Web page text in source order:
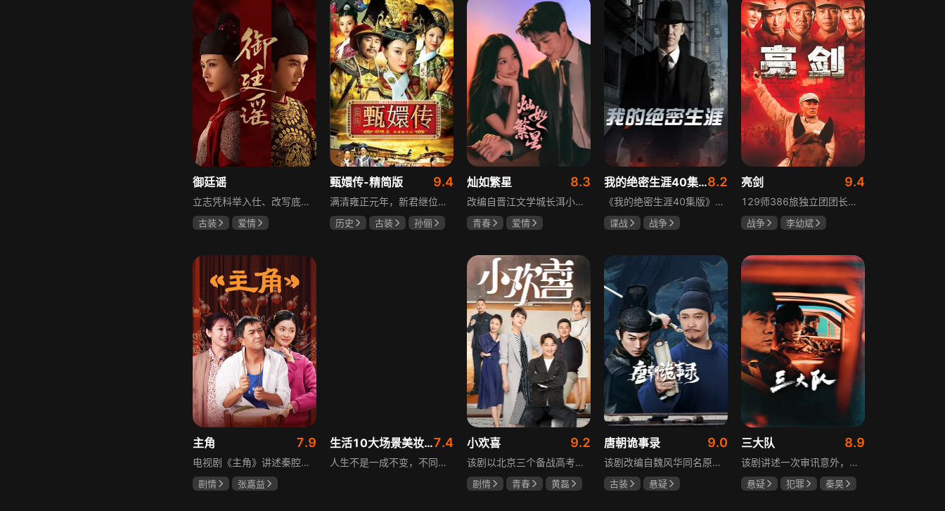
玛格丽塔·马祖可
御廷谣
立志凭科举入仕、改写底层命运的孤女孟廷辉因意外结识微服私访的少年新帝英寡，二人联手铲除沙州官匪，英寡赏识其胆识智谋，暗中助力她赴京赶考。孟廷辉入京后遭科举舞弊构陷，凭智勇自证清白，被英寡破格任命为察闻院主事，清查虎啸帮、晚香阁等黑恶势力，逐步牵出血月会复国阴谋与朝堂权斗。二人从君臣知己渐生情愫，历经身世谜团、朝堂阻力与边境战乱，最终平定叛乱、整肃朝纲，携手共护江山万民。
古装
爱情
甄嬛传-精简版 9.4
满清雍正元年，新君继位后朝堂看似祥和实则暗流涌动，后宫华妃与皇后分庭抗礼，各方势力裹挟其中凶险异常，太后主持选秀拉开帷幕，大理寺少卿甄远道长女甄嬛意外得雍正赏识步入皇宫，在皇后与华妃的夹击下，甄嬛小心周旋忍辱负重，不得不用智慧保护自己，一次次卷入残酷宫闱斗争。
历史 古装
孙俪
灿如繁星 8.3
改编自晋江文学城长洱小说《狭路》，讲述心理学博士林晚星遭遇变故后返乡任教，邂逅顶级教练王法，带领垫底差生逆袭追梦的热血救赎故事。林晚星用“自由式”教育，培养少年们的独立人格，帮他们学会生活、融洽自我、发现所爱、勇于追求，诠释“不远狭路，终见光明”的成长内核。
青春
爱情
我的绝密生涯40集版8.2
《我的绝密生涯40集版》以1931年东北为背景，苏联特使引发暗杀行动，商人关郁达卷入被重伤失踪，妻子谭梓君带家人在新京安顿。八年后关郁达打入日本特务机关为我党提供情报，与谭梓君相遇却因身份不能相认，谭梓君心中充满怀疑。
谍战
战争
亮剑 9.4
129师386旅独立团团长李云龙敢想敢干、不按规矩办事，脾气火爆性格直爽，带领独立团展现出敢于拼杀的劲头，接连击败坂田连队、山崎大队、山本部队，名声大噪却因屡次犯规遭贬斥。抗战时期他与国军358团团长楚云飞惺惺相惜，徐蚌会战中一较高下双双重伤，养病期间李云龙与护士田雨相恋，两人及亲人战友历经国家沧桑巨变。
战争
李幼斌
主角 7.9
电视剧《主角》讲述秦腔名伶忆秦娥阴差阳错被舅舅胡三元带入剧团，历经近半个世纪兴衰起伏，从牧羊女成长为一代秦腔名伶的故事，剧集以秦腔发展为脉络映射大历史起落，反映中国社会四十年变迁中普通人的情感生活与命运，展现传统艺术传承与时代变迁的交织。
剧情
张嘉益
生活10大场景美妆秘籍7.4
人生不是一成不变，不同的场合不同的角色，适宜的妆容造型往往能帮助人们建立自信、破冰社交，开启一个良好开端，做到事半功倍。姜月辉老师亲自打造的《10大生活场景角色妆容课程》，将针对不同的生活场景和角色需求，教授相应的妆容造型技巧，让学员轻松驾驭每个人生角色，打造出适合自己的妆容，提升个人形象和气质。
小欢喜 9.2
该剧以北京三个备战高考的家庭为核心，讲述童文洁与方一凡、宋倩与乔英子、季胜利与季杨杨这几组亲子，在升学压力下，围绕成绩、陪伴、沟通等问题产生的矛盾与磨合，展现了中年家长与青春期孩子共同成长的温馨故事。
剧情 青春
黄磊
唐朝诡事录 9.0
该剧改编自魏风华同名原著，讲述繁华大唐盛世下发生的一系列奇闻异事。长安金吾卫中郎将卢凌风与狄公亲传弟子苏无名携手，共破《长安红茶》《石桥图》等九个诡异案件，从新娘失踪案到宫廷秘闻，从朝堂到乡间，他们在破案过程中相互了解，逐渐成长，共同守护苍生，担负起挽救社稷于危急的使命。
古装
悬疑
三大队 8.9
该剧讲述一次审讯意外，三大队刑警程兵入狱服刑，队友受牵连脱警、降职，曾经的警界精英三大队分崩离析。十年牢狱，程兵重获自由，失去一切，而案件的犯罪嫌疑人王大勇依旧在逃。穿一天警服，终身是正义，不甘化作执着，利刃再次出鞘，程兵和三大队的兄弟重新集结踏上追凶之路，在孤独漫长的旅途中配合警方千里追凶，也在这苦行僧一样的历程中重新找到人生的坐标和生命的意义。本片根据原载于“网易人间”作者深蓝的《请转告局长，三大队任务完成》改编。
悬疑 犯罪
秦昊